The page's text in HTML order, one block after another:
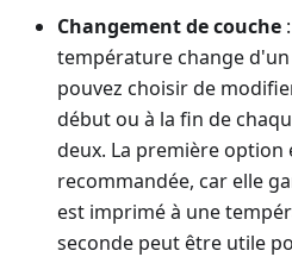
Changement de couche
température change
pouvez choisir de
début ou à la fin de
deux. La première
recommandée, car elle
est imprimé à une
seconde peut être utile